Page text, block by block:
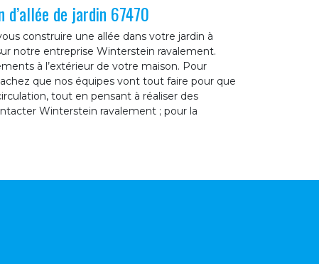
de jardin 67470
construire une allée dans votre jardin à
notre entreprise Winterstein ravalement.
à l’extérieur de votre maison. Pour
que nos équipes vont tout faire pour que
tout en pensant à réaliser des
Winterstein ravalement ; pour la